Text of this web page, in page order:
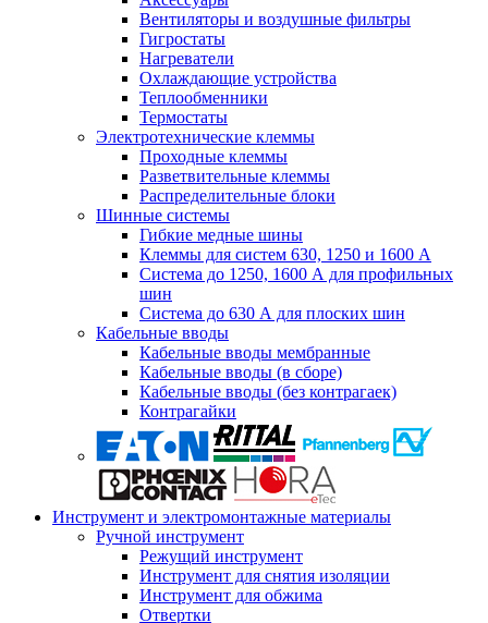
Вентиляторы и воздушные фильтры
Гигростаты
Нагреватели
Охлаждающие устройства
Теплообменники
Термостаты
Электротехнические клеммы
Проходные клеммы
Разветвительные клеммы
Распределительные блоки
Шинные системы
Гибкие медные шины
Клеммы для систем 630, 1250 и 1600 А
Система до 1250, 1600 А для профильных
шин
Система до 630 А для плоских шин
Кабельные вводы
Кабельные вводы мембранные
Кабельные вводы (в сборе)
Кабельные вводы (без контрагаек)
Контрагайки
Инструмент и электромонтажные материалы
Ручной инструмент
Режущий инструмент
Инструмент для снятия изоляции
Инструмент для обжима
Отвертки